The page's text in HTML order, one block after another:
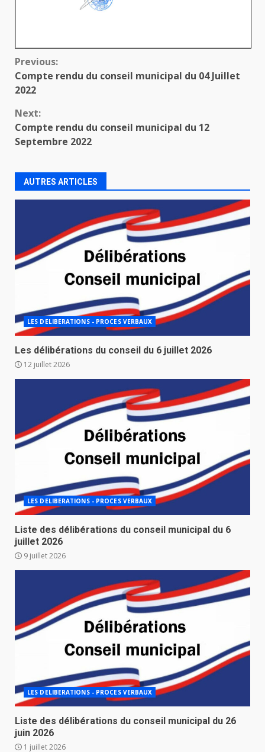
Continue
Reading
Previous:
Compte rendu du conseil municipal du 04 Juillet
2022
Next:
Compte rendu du conseil municipal du 12
Septembre 2022
AUTRES ARTICLES
LES DELIBERATIONS - PROCES VERBAUX
Les délibérations du conseil du 6 juillet 2026
12 juillet 2026
LES DELIBERATIONS - PROCES VERBAUX
Liste des délibérations du conseil municipal du 6
juillet 2026
9 juillet 2026
LES DELIBERATIONS - PROCES VERBAUX
Liste des délibérations du conseil municipal du 26
juin 2026
1 juillet 2026